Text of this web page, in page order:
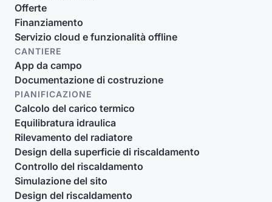
Offerte
Finanziamento
Servizio cloud e funzionalità offline
CANTIERE
App da campo
Documentazione di costruzione
PIANIFICAZIONE
Calcolo del carico termico
Equilibratura idraulica
Rilevamento del radiatore
Design della superficie di riscaldamento
Controllo del riscaldamento
Simulazione del sito
Design del riscaldamento